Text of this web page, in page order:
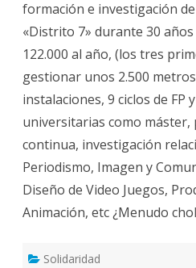
formación e investigación
«Distrito 7» durante 30
122.000 al año, (los tres
gestionar unos 2.500
instalaciones, 9 ciclos de FP
universitarias como
continua, investigación
Periodismo, Imagen y
Diseño de Video Juegos,
Animación, etc ¿Menudo
Solidaridad